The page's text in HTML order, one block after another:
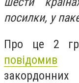
посилки, у
Про це 2
повідомив